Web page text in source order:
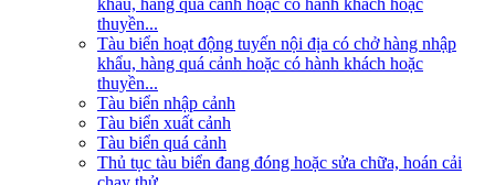
khẩu, hàng quá cảnh hoặc có hành khách hoặc
thuyền...
Tàu biển hoạt động tuyến nội địa có chở hàng nhập
khẩu, hàng quá cảnh hoặc có hành khách hoặc
thuyền...
Tàu biển nhập cảnh
Tàu biển xuất cảnh
Tàu biển quá cảnh
Thủ tục tàu biển đang đóng hoặc sửa chữa, hoán cải